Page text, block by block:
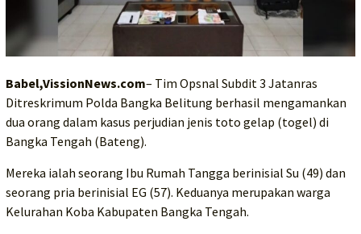
Babel,VissionNews.com– Tim Opsnal Subdit 3 Jatanras
Ditreskrimum Polda Bangka Belitung berhasil mengamankan
dua orang dalam kasus perjudian jenis toto gelap (togel) di
Bangka Tengah (Bateng).
Mereka ialah seorang Ibu Rumah Tangga berinisial Su (49) dan
seorang pria berinisial EG (57). Keduanya merupakan warga
Kelurahan Koba Kabupaten Bangka Tengah.